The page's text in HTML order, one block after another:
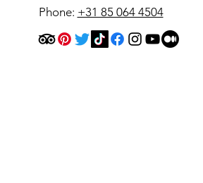
Phone: +31 85 064 4504